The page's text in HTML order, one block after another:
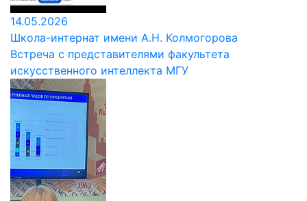
14.05.2026
Школа-интернат имени А.Н. Колмогорова
Встреча с представителями факультета
искусственного интеллекта МГУ